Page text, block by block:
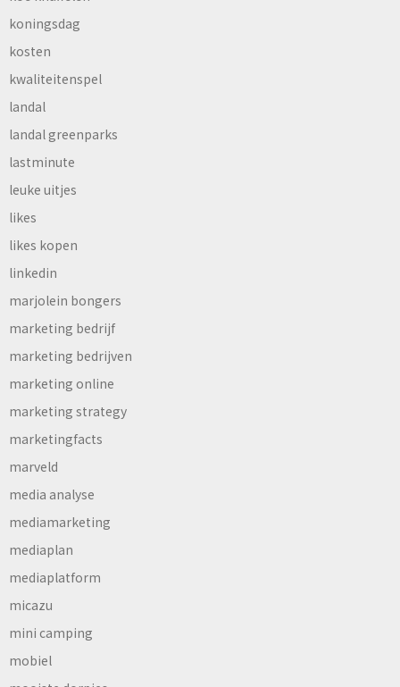
koningsdag
kosten
kwaliteitenspel
landal
landal greenparks
lastminute
leuke uitjes
likes
likes kopen
linkedin
marjolein bongers
marketing bedrijf
marketing bedrijven
marketing online
marketing strategy
marketingfacts
marveld
media analyse
mediamarketing
mediaplan
mediaplatform
micazu
mini camping
mobiel